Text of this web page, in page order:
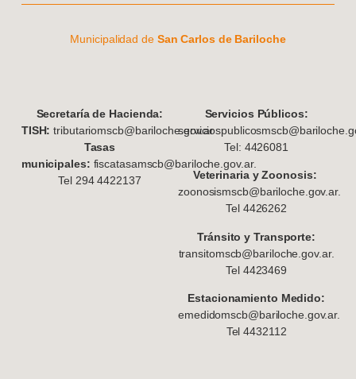
Municipalidad deSan Carlos de Bariloche
Secretaría de Hacienda:
TISH: tributariomscb@bariloche.gov.ar
Tasas
municipales: fiscatasamscb@bariloche.gov.ar.
Tel 294 4422137
Servicios Públicos:
Tel: 4426081
Veterinaria y Zoonosis:
zoonosismscb@bariloche.gov.ar.
Tel 4426262
Tránsito y Transporte:
transitomscb@bariloche.gov.ar.
Tel 4423469
Estacionamiento Medido:
emedidomscb@bariloche.gov.ar.
Tel 4432112